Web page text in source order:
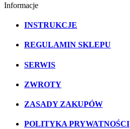
Informacje
INSTRUKCJE
REGULAMIN SKLEPU
SERWIS
ZWROTY
ZASADY ZAKUPÓW
POLITYKA PRYWATNOŚCI